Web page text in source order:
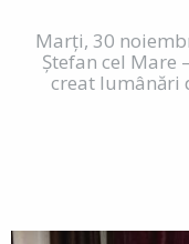
Marți, 30
Ștefan cel Mare
creat lumânări